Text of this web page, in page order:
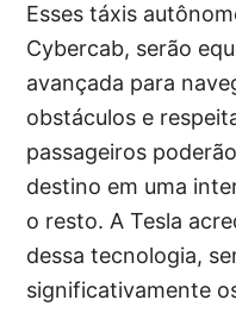
Esses táxis
Cybercab, serão
avançada para
obstáculos e
passageiros
destino em uma
o resto. A Tesla
dessa tecnologia,
significativamente